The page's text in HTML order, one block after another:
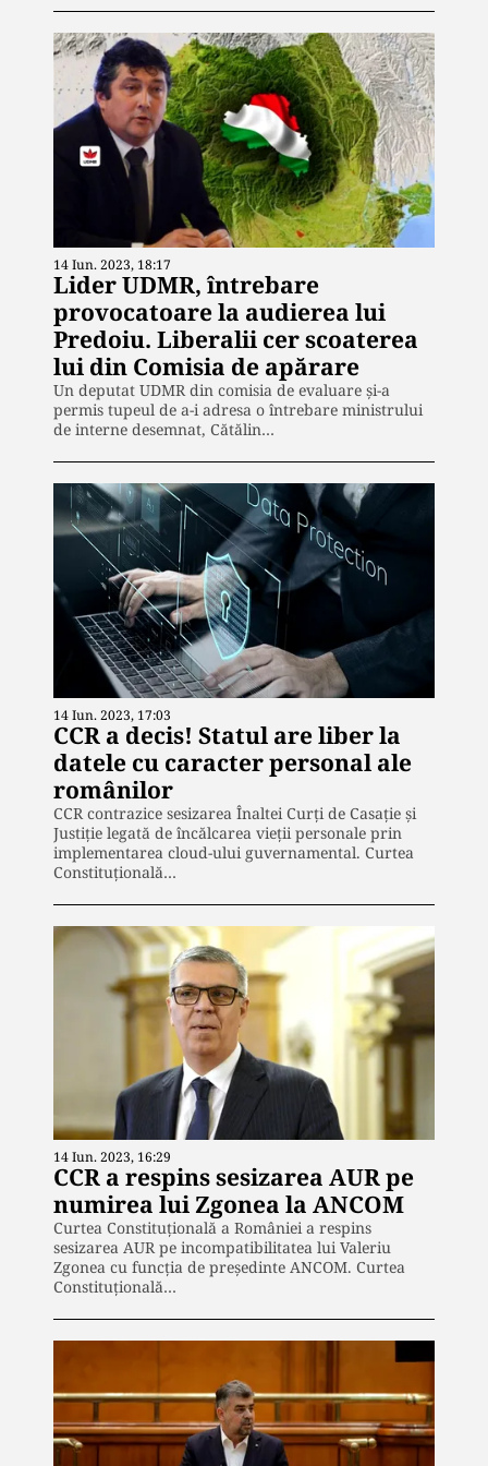
14 Iun. 2023, 18:17
Lider UDMR, întrebare
provocatoare la audierea lui
Predoiu. Liberalii cer scoaterea
lui din Comisia de apărare
Un deputat UDMR din comisia de evaluare și-a
permis tupeul de a-i adresa o întrebare ministrului
de interne desemnat, Cătălin…
14 Iun. 2023, 17:03
CCR a decis! Statul are liber la
datele cu caracter personal ale
românilor
CCR contrazice sesizarea Înaltei Curți de Casație și
Justiție legată de încălcarea vieții personale prin
implementarea cloud-ului guvernamental. Curtea
Constituţională…
14 Iun. 2023, 16:29
CCR a respins sesizarea AUR pe
numirea lui Zgonea la ANCOM
Curtea Constituțională a României a respins
sesizarea AUR pe incompatibilitatea lui Valeriu
Zgonea cu funcția de președinte ANCOM. Curtea
Constituţională…